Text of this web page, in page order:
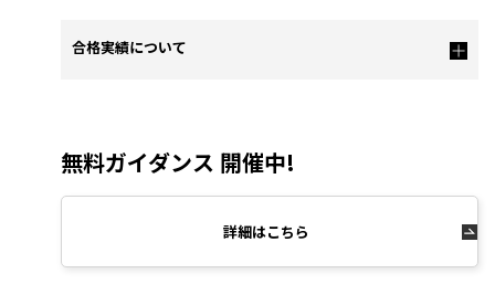
合格実績について
無料ガイダンス 開催中!
詳細はこちら